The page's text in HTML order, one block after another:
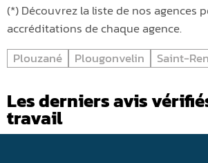
(*) Découvrez la liste de nos agences
accréditations de chaque agence.
Plouzané
Plougonvelin Saint-
Les derniers avis
travail